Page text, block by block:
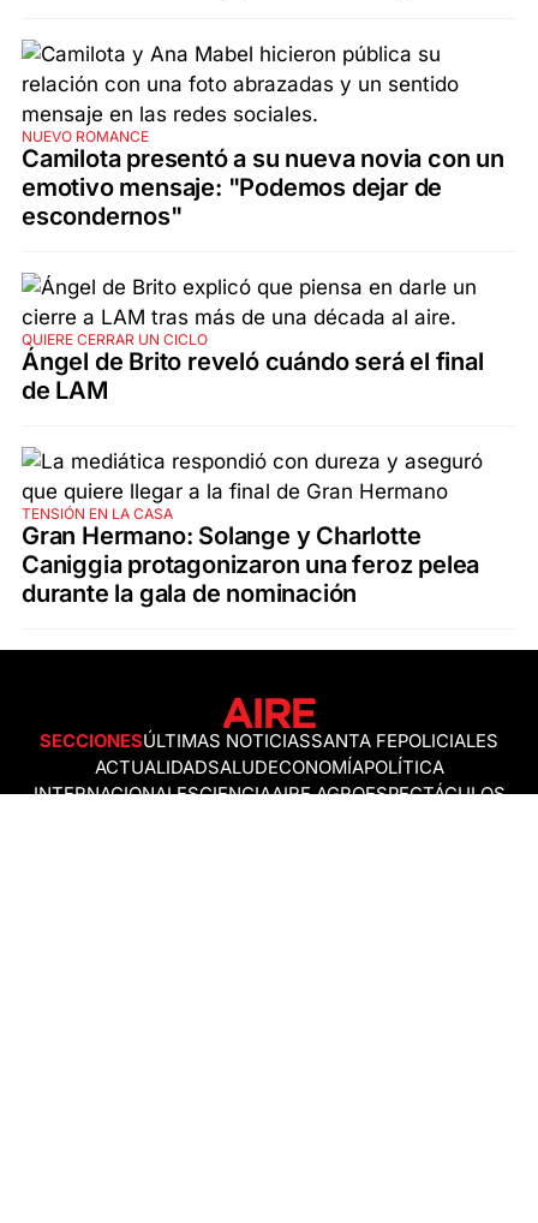
NUEVO ROMANCE
Camilota presentó a su nueva novia con un
emotivo mensaje: "Podemos dejar de
escondernos"
QUIERE CERRAR UN CICLO
Ángel de Brito reveló cuándo será el final
de LAM
TENSIÓN EN LA CASA
Gran Hermano: Solange y Charlotte
Caniggia protagonizaron una feroz pelea
durante la gala de nominación
SECCIONESÚLTIMAS NOTICIASSANTA FEPOLICIALES
ACTUALIDADSALUDECONOMÍAPOLÍTICA
INTERNACIONALESCIENCIAAIRE AGROESPECTÁCULOS